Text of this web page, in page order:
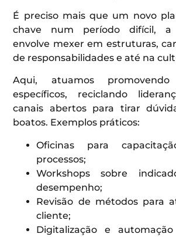
É preciso mais que um novo
chave num período difícil, a
envolve mexer em estruturas,
de responsabilidades e até na
Aqui, atuamos promovendo
específicos, reciclando
canais abertos para tirar
boatos. Exemplos práticos:
Oficinas para
processos;
Workshops sobre
desempenho;
Revisão de métodos para
cliente;
Digitalização e